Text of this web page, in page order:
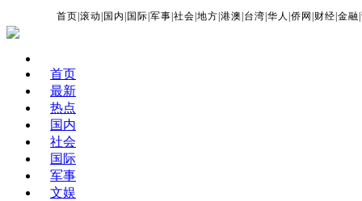
首页 |滚动 国内 国际 |军事 |社会 |地方 |港澳 台湾 |华人 |侨网 财经 |金融 |
首页
最新
热点
国内
社会
国际
军事
文娱